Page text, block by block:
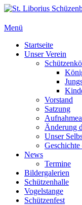
Zum
springen
St. Liborius
Menü
Primäres
Menü
Startseite
Unser Verein
Vorstand
Satzung
Änderung
Unser
News
Termine
Bildergalerien
Schützenhalle
Vogelstange
Schützenfest